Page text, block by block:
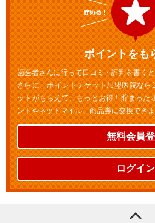
ポイントをも
歯医者さんに行って口コミ・評判を書く
さらに、ポイントチケット加盟医院な
ットがもらえて、もっとお得！貯まった
ントやネットマイル、商品券に交換でき
無料会員
ログイン